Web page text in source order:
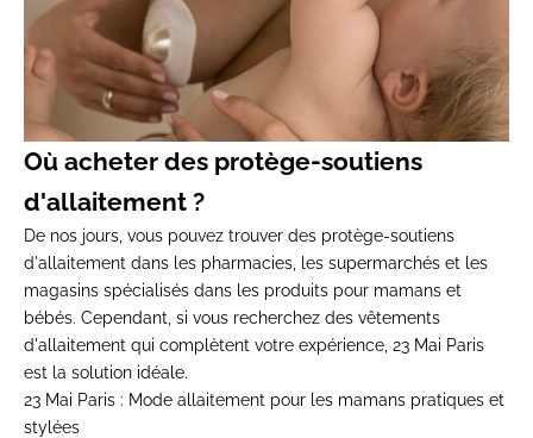
Où acheter des protège-soutiens
d'allaitement ?
De nos jours, vous pouvez trouver des protège-soutiens
d'allaitement dans les pharmacies, les supermarchés et les
magasins spécialisés dans les produits pour mamans et
bébés. Cependant, si vous recherchez des vêtements
d'allaitement qui complètent votre expérience, 23 Mai Paris
est la solution idéale.
23 Mai Paris : Mode allaitement pour les mamans pratiques et
stylées